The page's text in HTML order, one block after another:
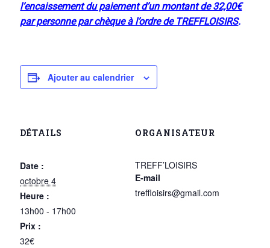
l’encaissement du paiement d’un montant de 32,00€
par personne par chèque à l’ordre de TREFFLOISIRS.
Ajouter au calendrier
DÉTAILS
Date :
octobre 4
Heure :
13h00 - 17h00
Prix :
32€
ORGANISATEUR
TREFF’LOISIRS
E-mail
treffloisirs@gmail.com